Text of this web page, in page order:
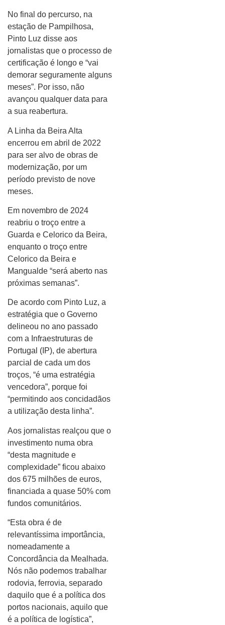
No final do percurso, na
estação de Pampilhosa,
Pinto Luz disse aos
jornalistas que o processo de
certificação é longo e “vai
demorar seguramente alguns
meses”. Por isso, não
avançou qualquer data para
a sua reabertura.
A Linha da Beira Alta
encerrou em abril de 2022
para ser alvo de obras de
modernização, por um
período previsto de nove
meses.
Em novembro de 2024
reabriu o troço entre a
Guarda e Celorico da Beira,
enquanto o troço entre
Celorico da Beira e
Mangualde “será aberto nas
próximas semanas”.
De acordo com Pinto Luz, a
estratégia que o Governo
delineou no ano passado
com a Infraestruturas de
Portugal (IP), de abertura
parcial de cada um dos
troços, “é uma estratégia
vencedora”, porque foi
“permitindo aos concidadãos
a utilização desta linha”.
Aos jornalistas realçou que o
investimento numa obra
“desta magnitude e
complexidade” ficou abaixo
dos 675 milhões de euros,
financiada a quase 50% com
fundos comunitários.
“Esta obra é de
relevantíssima importância,
nomeadamente a
Concordância da Mealhada.
Nós não podemos trabalhar
rodovia, ferrovia, separado
daquilo que é a política dos
portos nacionais, aquilo que
é a política de logística”,